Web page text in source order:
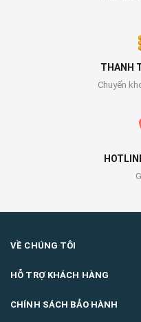
THANH
Chuyển
VỀ CHÚNG TÔI
HỖ TRỢ KHÁCH HÀNG
CHÍNH SÁCH BẢO HÀNH